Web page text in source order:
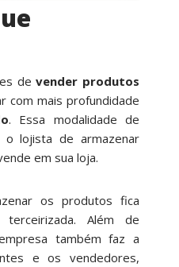
devender produtos
com mais profundidade
. Essa modalidade de
o lojista de armazenar
em sua loja.
os produtos fica
Além de
também faz a
e os vendedores,